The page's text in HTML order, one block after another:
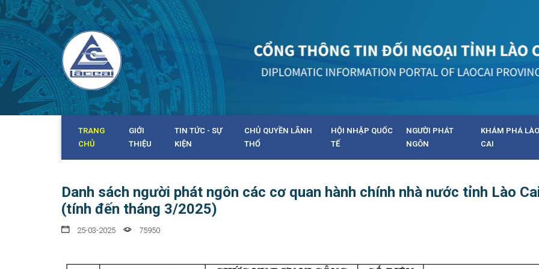
TRANG
CHỦ
GIỚI
THIỆU
TIN TỨC - SỰ
KIỆN
CHỦ QUYỀN LÃNH
THỔ
HỘI NHẬP QUỐC
TẾ
NGƯỜI PHÁT
NGÔN
KHÁM PHÁ LÀO
CAI
Danh sách người phát ngôn các cơ quan hành chính nhà nước tỉnh Lào
(tính đến tháng 3/2025)
25-03-2025 75950